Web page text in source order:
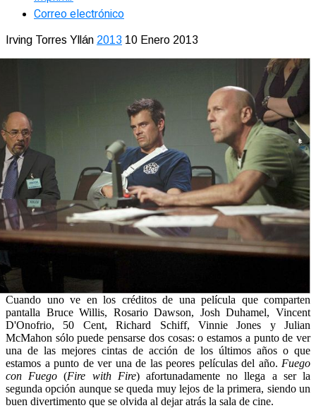
Correo electrónico
Irving Torres Yllán 2013 10 Enero 2013
Cuando uno ve en los créditos de una película que comparten
pantalla Bruce Willis, Rosario Dawson, Josh Duhamel, Vincent
D'Onofrio, 50 Cent, Richard Schiff, Vinnie Jones y Julian
McMahon sólo puede pensarse dos cosas: o estamos a punto de ver
una de las mejores cintas de acción de los últimos años o que
estamos a punto de ver una de las peores películas del año. Fuego
con Fuego(Fire with Fire) afortunadamente no llega a ser la
segunda opción aunque se queda muy lejos de la primera, siendo un
buen divertimento que se olvida al dejar atrás la sala de cine.